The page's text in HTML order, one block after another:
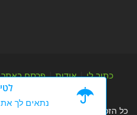
כתוב לי|אודות|פרסם באתר
כל הזכויות שמורות לערן יהב © 2004-2026
נתאים לך